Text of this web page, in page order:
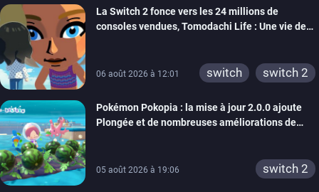
wiiu
3ds
ps3
xbox 360
switch 2
La Switch 2 fonce vers les 24 millions de
consoles vendues, Tomodachi Life : Une vie de
06 août 2026 à 12:01 switch switch 2
Pokémon Pokopia : la mise à jour 2.0.0 ajoute
Plongée et de nombreuses améliorations de
05 août 2026 à 19:06 switch 2